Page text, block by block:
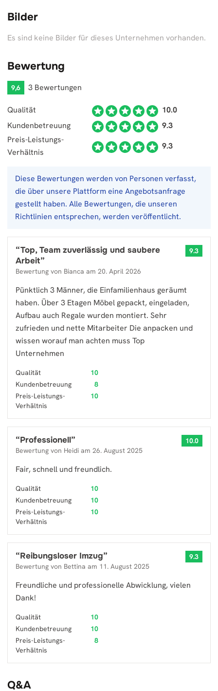
Bilder
Es sind keine Bilder für dieses Unternehmen vorhanden.
Bewertung
9,6 3 Bewertungen
Qualität
10.0
Kundenbetreuung
9.3
Preis-Leistungs-
Verhältnis
9.3
Diese Bewertungen werden von Personen verfasst,
die über unsere Plattform eine Angebotsanfrage
gestellt haben. Alle Bewertungen, die unseren
Richtlinien entsprechen, werden veröffentlicht.
“Top, Team zuverlässig und saubere
Arbeit”
Bewertung von Bianca am 20. April 2026
9.3
Pünktlich 3 Männer, die Einfamilienhaus geräumt
haben. Über 3 Etagen Möbel gepackt, eingeladen,
Aufbau auch Regale wurden montiert. Sehr
zufrieden und nette Mitarbeiter Die anpacken und
wissen worauf man achten muss Top
Unternehmen
Qualität
10
Kundenbetreuung
8
Preis-Leistungs-
Verhältnis
10
“Professionell”
Bewertung von Heidi am 26. August 2025
10.0
Fair, schnell und freundlich.
Qualität
10
Kundenbetreuung
10
Preis-Leistungs-
Verhältnis
10
“Reibungsloser Imzug”
Bewertung von Bettina am 11. August 2025
9.3
Freundliche und professionelle Abwicklung, vielen
Dank!
Qualität
10
Kundenbetreuung
10
Preis-Leistungs-
Verhältnis
8
Q&A